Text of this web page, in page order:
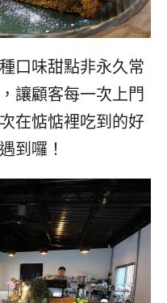
口味甜點非永久常
讓顧客每一次上門
在惦惦裡吃到的好
到囉！